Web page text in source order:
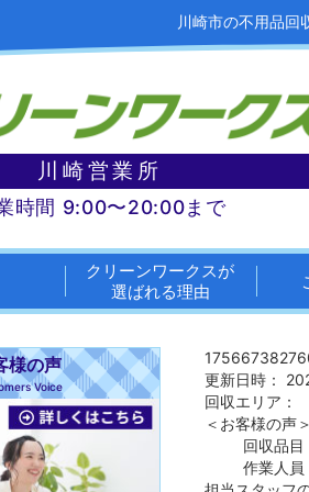
川崎市の不用品回
川崎営業所
時間 9:00〜20:00まで
クリーンワークスが
選ばれる理由
更新日時：
回収エリア：
＜お客様の声＞
回収品目
作業人員
様の声
Voice